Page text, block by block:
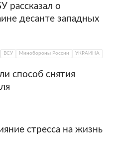
рассказал о
десанте западных
ВСУ Минобороны России УКРАИНА
способ снятия
стресса на жизнь